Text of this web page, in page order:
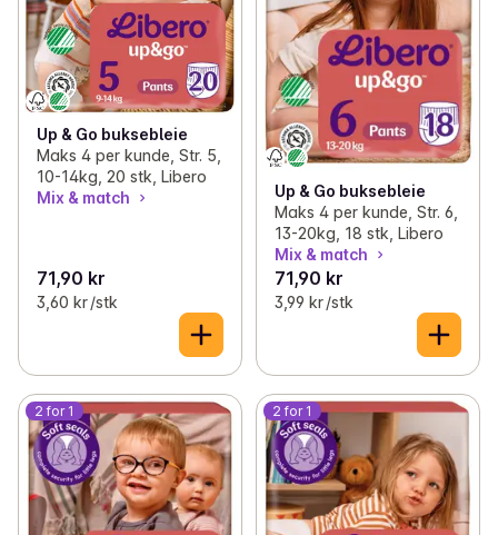
Up & Go buksebleie
Maks 4 per kunde, Str. 5,
10-14kg, 20 stk, Libero
Mix & match
71,90 kr
3,60 kr /stk
Up & Go buksebleie
Maks 4 per kunde, Str. 6,
13-20kg, 18 stk, Libero
Mix & match
71,90 kr
3,99 kr /stk
2 for 1 2 for 1